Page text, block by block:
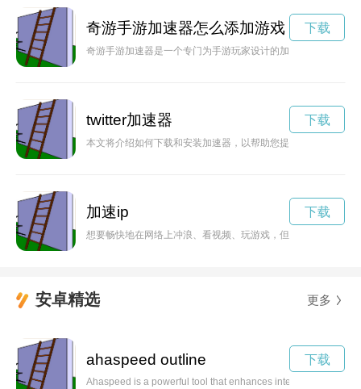
奇游手游加速器怎么添加游戏
奇游手游加速器是一个专门为手游玩家设计的加速工具，能够
下载
twitter加速器
本文将介绍如何下载和安装加速器，以帮助您提高下载速度，使
下载
加速ip
想要畅快地在网络上冲浪、看视频、玩游戏，但受网速限制？
下载
安卓精选 更多
ahaspeed outline
Ahaspeed is a powerful tool that enhances internet speed
下载